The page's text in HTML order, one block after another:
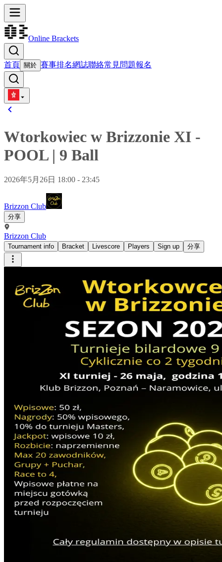
Online Brackets
首頁 關於 賽事排名網誌聯絡常見問題報名
Wtorkowiec w Brizzonie XI -
POOL| 9 Ball
2026年5月26日 18:00 - 23:45
Brizzon Club
分享
Brizzon Club
Tournament info Bracket Livescore Players Sign up 分享